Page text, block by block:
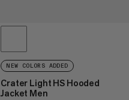
NEW COLORS ADDED
Crater Light HS Hooded
Jacket Men